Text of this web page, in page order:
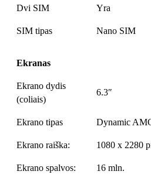
Dvi SIM Yra
SIM tipas Nano SIM
Ekranas
Ekrano dydis
(coliais)
6.3″
Ekrano tipas Dynamic
Ekrano raiška: 1080 x 2280
Ekrano spalvos: 16 mln.